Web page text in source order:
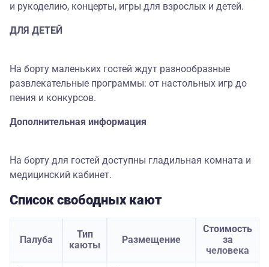
и рукоделию, концерты, игры для взрослых и детей.
ДЛЯ ДЕТЕЙ
На борту маленьких гостей ждут разнообразные
развлекательные программы: от настольных игр до
пения и конкурсов.
Дополнительная информация
На борту для гостей доступны гладильная комната и
медицинский кабинет.
Список свободных кают
Палуба
Тип
каюты
Размещение
Стоимость
за
человека